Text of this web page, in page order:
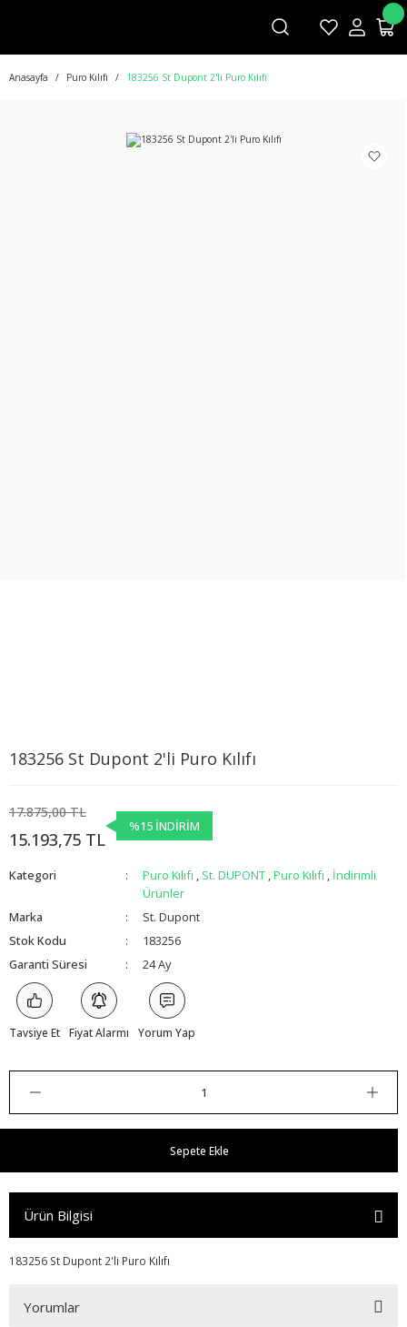
Anasayfa Puro Kılıfı 183256 St Dupont 2'li Puro Kılıfı
183256 St Dupont 2'li Puro Kılıfı
17.875,00 TL
15.193,75 TL
%15 İNDİRİM
Kategori Puro Kılıfı , St. DUPONT ,Puro Kılıfı , İndirimli
Ürünler
Marka
St. Dupont
Stok Kodu
183256
Garanti Süresi
24 Ay
Tavsiye Et Fiyat Alarmı Yorum Yap
Sepete Ekle
Ürün Bilgisi
183256 St Dupont 2'li Puro Kılıfı
Yorumlar